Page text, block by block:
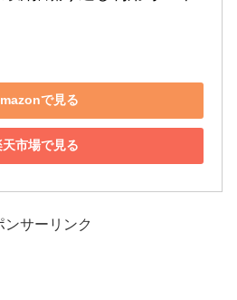
で見る
天市場で見る
ンサーリンク